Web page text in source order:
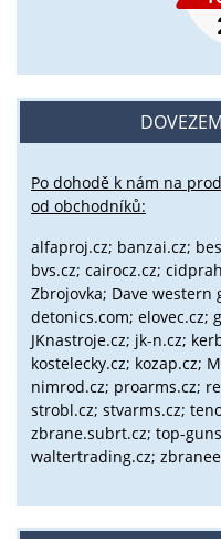
Po dohodě k nám na
od obchodníků:
alfaproj.cz; banzai.cz;
bvs.cz; cairocz.cz;
Zbrojovka; Dave
detonics.com; elovec.cz;
JKnastroje.cz; jk-n.cz;
kostelecky.cz; kozap.cz;
nimrod.cz; proarms.cz;
strobl.cz; stvarms.cz;
zbrane.subrt.cz; top-
waltertrading.cz;